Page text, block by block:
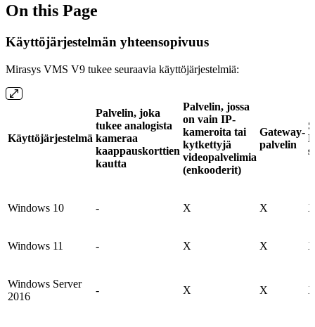
On this Page
Käyttöjärjestelmän yhteensopivuus
Mirasys VMS V9 tukee seuraavia käyttöjärjestelmiä:
Käyttöjärjestelmä
Palvelin, joka
tukee analogista
kameraa
kaappauskorttien
kautta
Palvelin, jossa
on vain IP-
kameroita tai
kytkettyjä
videopalvelimia
(enkooderit)
Gateway-
palvelin
Windows 10 - X X
Windows 11 - X X
Windows Server
2016
- X X